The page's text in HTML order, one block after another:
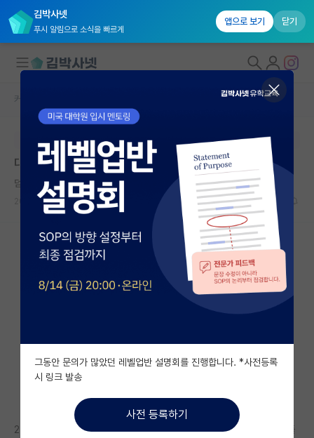
김박사넷
푸시 알림으로 소식을 빠르게
앱으로 보기 닫기
대학원생 모집
국내대학원 정보
연구실&오픈랩
커뮤니티
커뮤니티 홈
전체글보기
베스트 게시판
자유 게시판(아무개랩)
미국 유학 게시판
미국 대학원 합격 후기 게시판
대학원생 모집 게시판
커뮤니티 홈
본문이 수정되지 않는 박제글입니다.
대학원 조언 부탁드립니다.
덤덤한 스티븐 호킹
2023.10.25 6 2855
24년 전기 카이스트나 서울대 대학원 진학을 목표로 공부하였으나 잘 안풀
그동안 문의가 많았던 레벨업반 설명회를 진행합니다. *사전등록
시 링크 발송
사전 등록하기